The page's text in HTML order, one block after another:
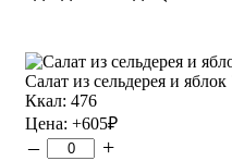
Салат из сельдерея и
Ккал: 476
Цена: +605₽
– +